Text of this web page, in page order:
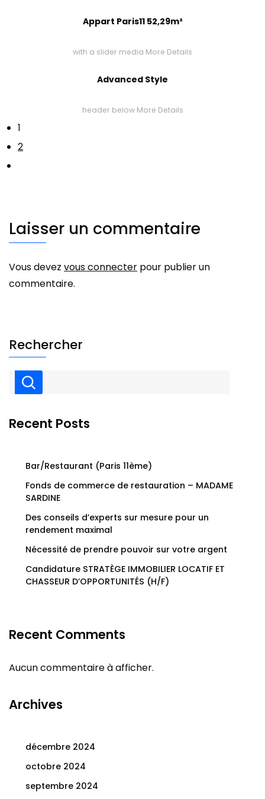
Appart Paris11 52,29m²
with a slider media More Details
Advanced Style
header below More Details
1
2
Laisser un commentaire
Vous devez vous connecter pour publier un
commentaire.
Rechercher
Recent Posts
Bar/Restaurant (Paris 11ème)
Fonds de commerce de restauration – MADAME
SARDINE
Des conseils d’experts sur mesure pour un
rendement maximal
Nécessité de prendre pouvoir sur votre argent
Candidature STRATÈGE IMMOBILIER LOCATIF ET
CHASSEUR D’OPPORTUNITÉS (H/F)
Recent Comments
Aucun commentaire à afficher.
Archives
décembre 2024
octobre 2024
septembre 2024